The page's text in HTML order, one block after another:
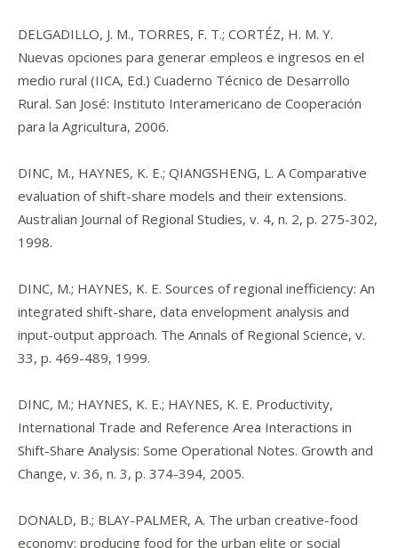
DELGADILLO, J. M., TORRES, F. T.; CORTÉZ, H. M. Y.
Nuevas opciones para generar empleos e ingresos en el
medio rural (IICA, Ed.) Cuaderno Técnico de Desarrollo
Rural. San José: Instituto Interamericano de Cooperación
para la Agricultura, 2006.
DINC, M., HAYNES, K. E.; QIANGSHENG, L. A Comparative
evaluation of shift-share models and their extensions.
Australian Journal of Regional Studies, v. 4, n. 2, p. 275-302,
1998.
DINC, M.; HAYNES, K. E. Sources of regional inefficiency: An
integrated shift-share, data envelopment analysis and
input-output approach. The Annals of Regional Science, v.
33, p. 469-489, 1999.
DINC, M.; HAYNES, K. E.; HAYNES, K. E. Productivity,
International Trade and Reference Area Interactions in
Shift-Share Analysis: Some Operational Notes. Growth and
Change, v. 36, n. 3, p. 374-394, 2005.
DONALD, B.; BLAY-PALMER, A. The urban creative-food
economy: producing food for the urban elite or social